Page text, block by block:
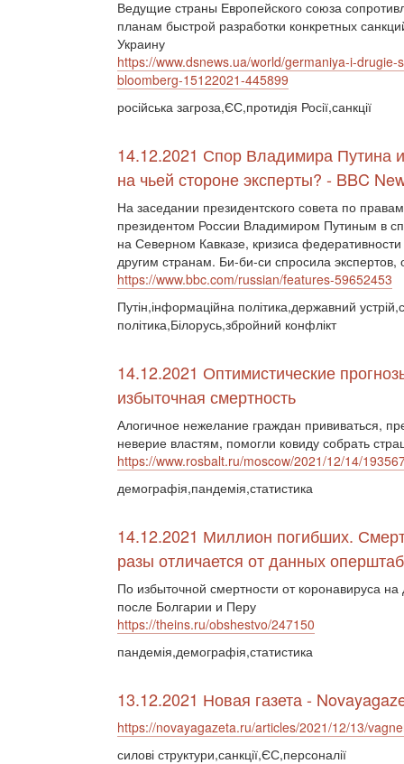
Ведущие страны Европейского союза
планам быстрой разработки конкретных
Украину
https://www.dsnews.ua/world/germaniya-i-
bloomberg-15122021-445899
російська загроза,ЄС,протидія Росії,санкції
14.12.2021 Спор Владимира Путина
на чьей стороне эксперты? - BBC
На заседании президентского совета по
президентом России Владимиром Путиным в
на Северном Кавказе, кризиса
другим странам. Би-би-си спросила
https://www.bbc.com/russian/features-59652453
Путін,інформаційна політика,державний
політика,Білорусь,збройний конфлікт
14.12.2021 Оптимистические
избыточная смертность
Алогичное нежелание граждан прививаться,
неверие властям, помогли ковиду собрать
https://www.rosbalt.ru/moscow/2021/12/14/
демографія,пандемія,статистика
14.12.2021 Миллион погибших.
разы отличается от данных
По избыточной смертности от коронавируса
после Болгарии и Перу
https://theins.ru/obshestvo/247150
пандемія,демографія,статистика
13.12.2021 Новая газета -
https://novayagazeta.ru/articles/2021/12/13/
силові структури,санкції,ЄС,персоналії